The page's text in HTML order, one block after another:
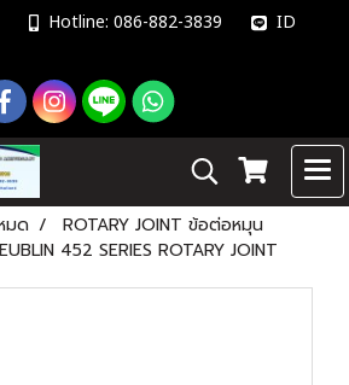
Hotline: 086-882-3839 ID
มด
ROTARY JOINT ข้อต่อหมุน
452 SERIES ROTARY JOINT